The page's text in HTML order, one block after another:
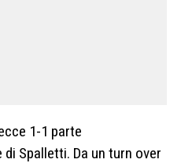
1-1 parte
Spalletti. Da un turn over